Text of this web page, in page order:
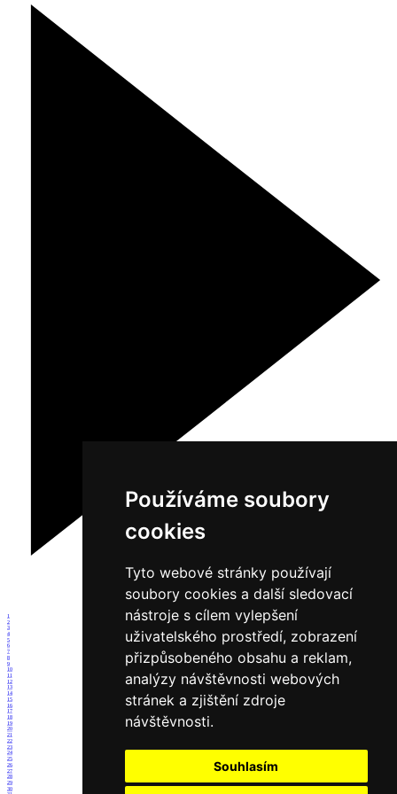
Používáme soubory
cookies
Tyto webové stránky používají
soubory cookies a další sledovací
nástroje s cílem vylepšení
uživatelského prostředí, zobrazení
přizpůsobeného obsahu a reklam,
analýzy návštěvnosti webových
stránek a zjištění zdroje
návštěvnosti.
Souhlasím
1
2
3
4
5
6
7
8
9
10
11
12
13
14
15
16
17
18
19
20
21
22
23
24
25
26
27
28
29
30